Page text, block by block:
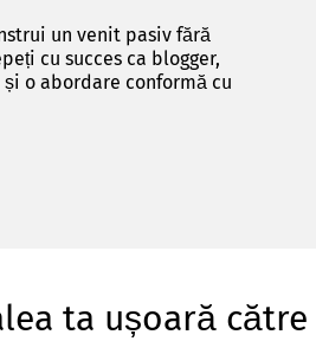
un venit pasiv fără
cu succes ca blogger,
o abordare conformă cu
ta ușoară către